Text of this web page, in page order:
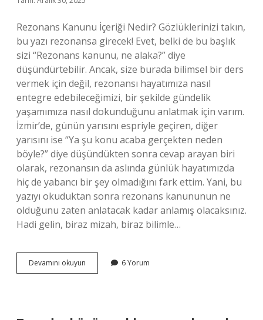
Rezonans Kanunu İçeriği Nedir? Gözlüklerinizi takın,
bu yazı rezonansa girecek! Evet, belki de bu başlık
sizi “Rezonans kanunu, ne alaka?” diye
düşündürtebilir. Ancak, size burada bilimsel bir ders
vermek için değil, rezonansı hayatımıza nasıl
entegre edebileceğimizi, bir şekilde gündelik
yaşamımıza nasıl dokunduğunu anlatmak için varım.
İzmir’de, günün yarısını espriyle geçiren, diğer
yarısını ise “Ya şu konu acaba gerçekten neden
böyle?” diye düşündükten sonra cevap arayan biri
olarak, rezonansın da aslında günlük hayatımızda
hiç de yabancı bir şey olmadığını fark ettim. Yani, bu
yazıyı okuduktan sonra rezonans kanununun ne
olduğunu zaten anlatacak kadar anlamış olacaksınız.
Hadi gelin, biraz mizah, biraz bilimle…
Devamını okuyun Rezonans
kanunu
6 Yorum